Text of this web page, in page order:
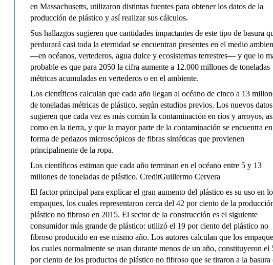
en Massachusetts, utilizaron distintas fuentes para obtener los datos de la
producción de plástico y así realizar sus cálculos.
Sus hallazgos sugieren que cantidades impactantes de este tipo de basura
perdurará casi toda la eternidad se encuentran presentes en el medio
—en océanos, vertederos, agua dulce y ecosistemas terrestres— y que lo
probable es que para 2050 la cifra aumente a 12.000 millones de toneladas
métricas acumuladas en vertederos o en el ambiente.
Los científicos calculan que cada año llegan al océano de cinco a 13
de toneladas métricas de plástico, según estudios previos. Los nuevos datos
sugieren que cada vez es más común la contaminación en ríos y arroyos,
como en la tierra, y que la mayor parte de la contaminación se encuentra en
forma de pedazos microscópicos de fibras sintéticas que provienen
principalmente de la ropa.
Los científicos estiman que cada año terminan en el océano entre 5 y 13
millones de toneladas de plástico. CreditGuillermo Cervera
El factor principal para explicar el gran aumento del plástico es su uso en
empaques, los cuales representaron cerca del 42 por ciento de la
plástico no fibroso en 2015. El sector de la construcción es el siguiente
consumidor más grande de plástico: utilizó el 19 por ciento del plástico no
fibroso producido en ese mismo año. Los autores calculan que los
los cuales normalmente se usan durante menos de un año, constituyeron el
por ciento de los productos de plástico no fibroso que se tiraron a la basura